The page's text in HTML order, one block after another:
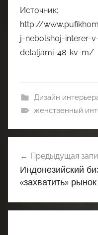
Источник:
http://
j-nebolshoj-interer-
detaljami-48-kv-m/
Дизайн
женственный
по
записям
Предыдущая
Индонезийский
«захватить»